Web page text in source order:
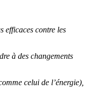
efficaces contre les
à des changements
celui de l’énergie),